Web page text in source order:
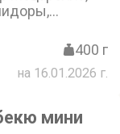
400 г
на 16.01.2026 г.
мини